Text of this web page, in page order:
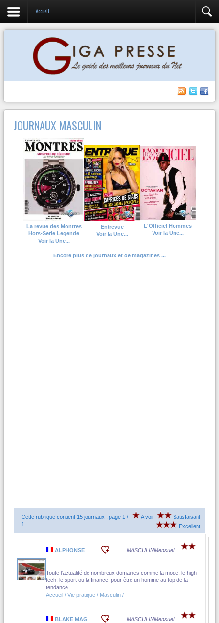
Accueil
JOURNAUX MASCULIN
La revue des Montres
Hors-Serie Legende
Voir la Une...
Entrevue
Voir la Une...
L'Officiel Hommes
Voir la Une...
Encore plus de journaux et de magazines ...
Cette rubrique contient 15 journaux : page 1 /
1
A voir
Satisfaisant
Excellent
ALPHONSE MASCULINMensuel
Toute l'actualité de nombreux domaines comme la mode, le high
tech, le sport ou la finance, pour être un homme au top de la
tendance.
Accueil / Vie pratique / Masculin /
BLAKE MAG MASCULINMensuel